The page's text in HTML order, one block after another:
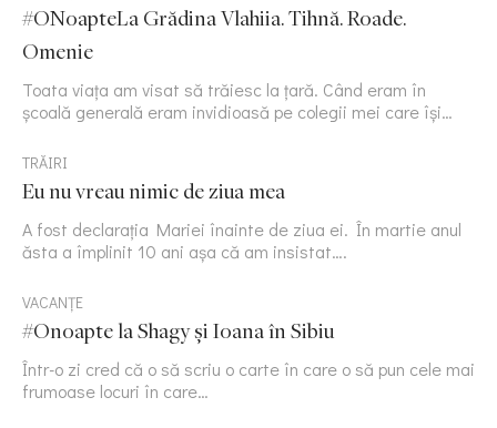
#ONoapteLa Grădina Vlahiia. Tihnă. Roade.
Omenie
Toata viața am visat să trăiesc la țară. Când eram în
școală generală eram invidioasă pe colegii mei care își…
TRĂIRI
Eu nu vreau nimic de ziua mea
A fost declarația Mariei înainte de ziua ei. În martie anul
ăsta a împlinit 10 ani așa că am insistat….
VACANȚE
#Onoapte la Shagy și Ioana în Sibiu
Într-o zi cred că o să scriu o carte în care o să pun cele mai
frumoase locuri în care…